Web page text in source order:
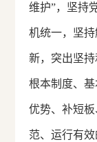
维护”，坚持
机统一，坚
新，突出坚
根本制度、
优势、补短
范、运行有